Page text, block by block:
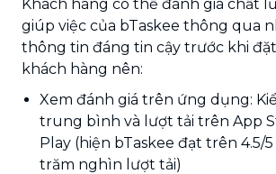
Khách hàng có thể đánh giá chất
giúp việc của bTaskee thông qua
thông tin đáng tin cậy trước khi
khách hàng nên:
Xem đánh giá trên ứng dụng:
trung bình và lượt tải trên App
Play (hiện bTaskee đạt trên 4.5/5
trăm nghìn lượt tải)